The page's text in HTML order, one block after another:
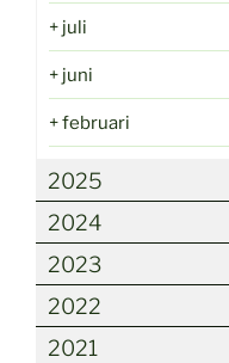
+ juli
+ juni
+februari
2025
2024
2023
2022
2021